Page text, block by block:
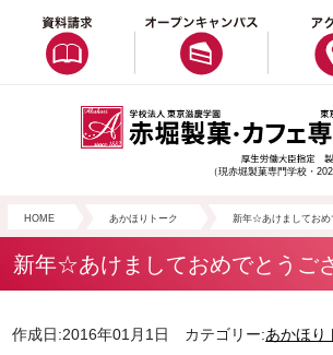
（現赤堀製菓専門学校・
HOME あかほりトーク 新年☆あけましておめ
新年☆あけましておめでとうご
作成日:2016年01月1日 カテゴリー:あかほり